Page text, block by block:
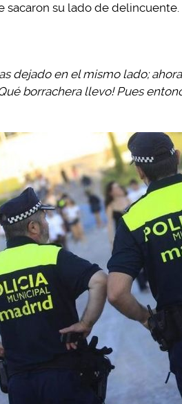
sacaron su lado de
dejado en el mismo lado;
borrachera llevo! Pues